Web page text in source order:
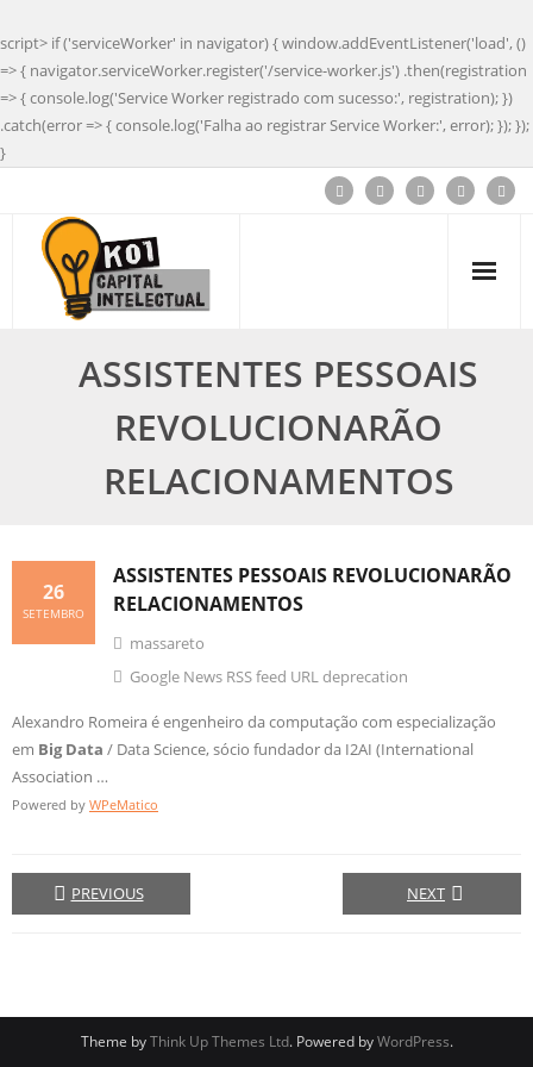
script> if ('serviceWorker' in navigator) { window.addEventListener('load', ()
=> { navigator.serviceWorker.register('/service-worker.js') .then(registration
=> { console.log('Service Worker registrado com sucesso:', registration); })
.catch(error => { console.log('Falha ao registrar Service Worker:', error); }); });
}
ASSISTENTES PESSOAIS
REVOLUCIONARÃO
RELACIONAMENTOS
ASSISTENTES PESSOAIS REVOLUCIONARÃO
RELACIONAMENTOS
26
SETEMBRO
massareto
Google News RSS feed URL deprecation
Alexandro Romeira é engenheiro da computação com especialização
em Big Data / Data Science, sócio fundador da I2AI (International
Association …
Powered by WPeMatico
PREVIOUS NEXT
Theme byThink Up Themes Ltd. Powered byWordPress.